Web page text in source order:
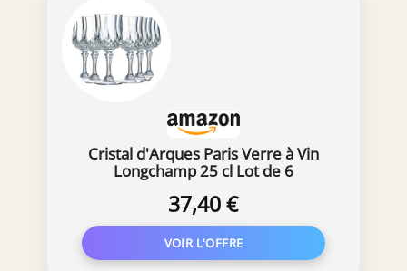
Cristal d'Arques Paris Verre à Vin
Longchamp 25 cl Lot de 6
37,40 €